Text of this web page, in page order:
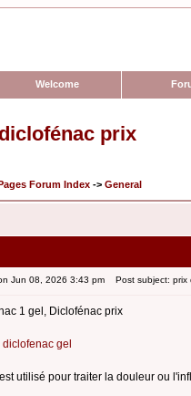
Welcome
prix
Forum Index -> General
Jun 08, 2026 3:43 pm Post subject: prix
1 gel, Diclofénac prix
diclofenac gel
utilisé pour traiter la douleur ou